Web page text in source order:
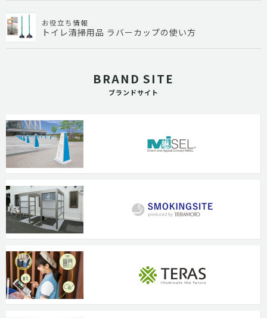
お役立ち情報
トイレ清掃用品 ラバーカップの使い方
BRAND SITE
ブランドサイト